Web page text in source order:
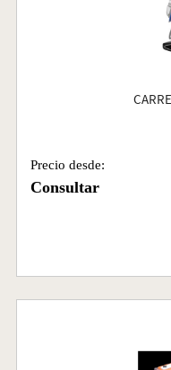
Precio desde:
Consultar